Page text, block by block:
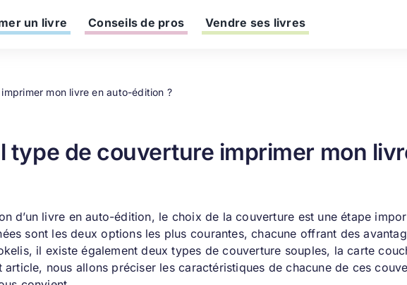
un livre Conseils de pros Vendre ses livres
mon livre en auto-édition ?
type de couverture imprimer mon
d’un livre en auto-édition, le choix de la couverture est une étape
sont les deux options les plus courantes, chacune offrant des
il existe également deux types de couverture souples, la carte
article, nous allons préciser les caractéristiques de chacune de ces